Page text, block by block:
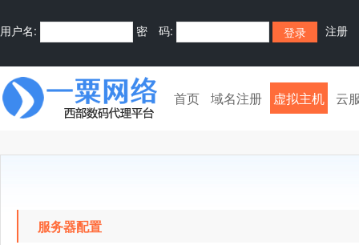
用户名: 密 码: 注册
首页 域名注册 虚拟主机 云
服务器配置